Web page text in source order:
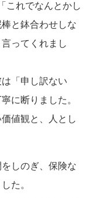
これでなんとかし
と鉢合わせしな
ってくれまし
「申し訳ない
に断りました。
値観と、人とし
しのぎ、保険な
た。